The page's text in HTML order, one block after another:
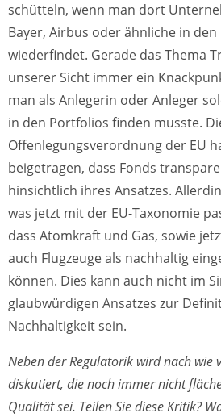
schütteln, wenn man dort
Bayer, Airbus oder ähnliche in
wiederfindet. Gerade das Thema
unserer Sicht immer ein
man als Anlegerin oder Anleger
in den Portfolios finden musste.
Offenlegungsverordnung der EU
beigetragen, dass Fonds
hinsichtlich ihres Ansatzes.
was jetzt mit der EU-Taxonomie
dass Atomkraft und Gas, sowie
auch Flugzeuge als nachhaltig
können. Dies kann auch nicht im
glaubwürdigen Ansatzes zur
Nachhaltigkeit sein.
Neben der Regulatorik wird nach wie
diskutiert, die noch immer nicht
Qualität sei. Teilen Sie diese Kritik?